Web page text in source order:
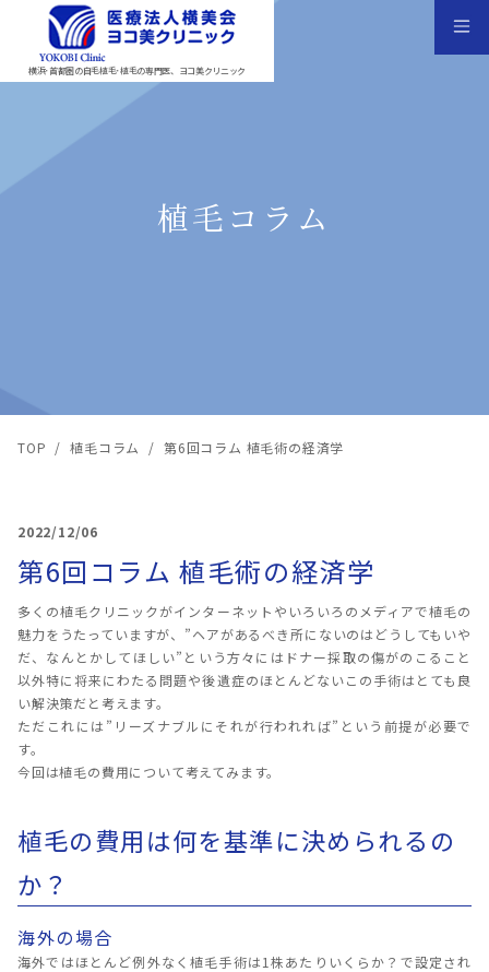
横浜･首都圏の自毛植毛･植毛の専門医、ヨコ美クリニック
植毛コラム
TOP / 植毛コラム / 第6回コラム 植毛術の経済学
2022/12/06
第6回コラム 植毛術の経済学
多くの植毛クリニックがインターネットやいろいろのメディアで植毛の
魅力をうたっていますが、”ヘアがあるべき所にないのはどうしてもいや
だ、なんとかしてほしい”という方々にはドナー採取の傷がのこること
以外特に将来にわたる問題や後遺症のほとんどないこの手術はとても良
い解決策だと考えます。
ただこれには”リーズナブルにそれが行われれば”という前提が必要で
す。
今回は植毛の費用について考えてみます。
植毛の費用は何を基準に決められるの
か？
海外の場合
海外ではほとんど例外なく植毛手術は1株あたりいくらか？で設定され